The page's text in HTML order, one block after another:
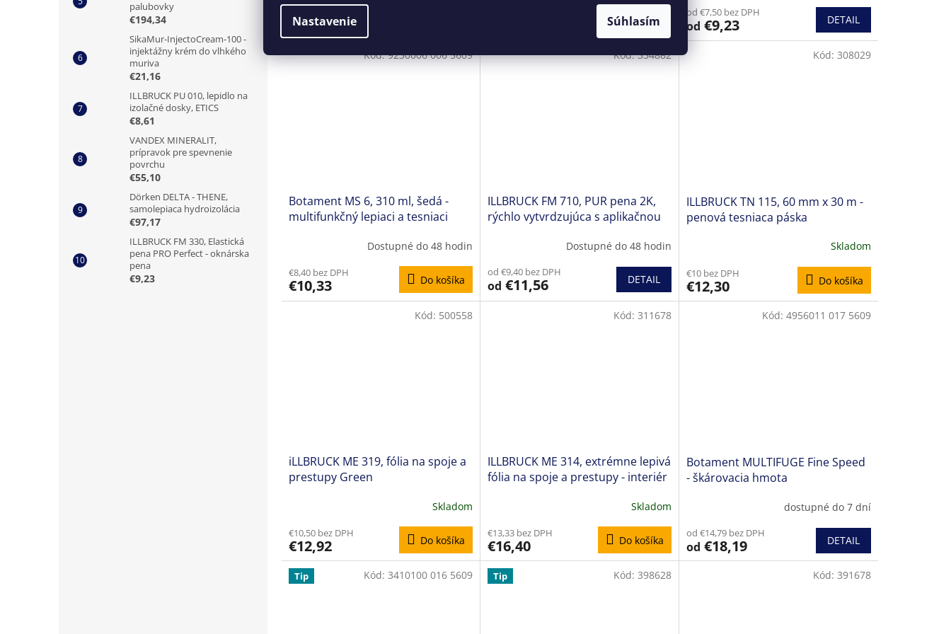
Nastavenie Súhlasím
palubovky
€194,34
SikaMur-InjectoCream-100 -
injektážny krém do vlhkého
muriva
€21,16
ILLBRUCK PU 010, lepidlo na
izolačné dosky, ETICS
€8,61
VANDEX MINERALIT,
prípravok pre spevnenie
povrchu
€55,10
Dörken DELTA - THENE,
samolepiaca hydroizolácia
€97,17
ILLBRUCK FM 330, Elastická
pena PRO Perfect - oknárska
pena
€9,23
€9,10
z
DETAIL
od €7,50 bez DPH
od €9,23 DETAIL
Botament MS 6, 310 ml, šedá -
multifunkčný lepiaci a tesniaci
Dostupné do 48 hodin
€8,40 bez DPH
€10,33 Do košíka
Kód:9230006 006 5609
ILLBRUCK FM 710, PUR pena 2K,
rýchlo vytvrdzujúca s aplikačnou
Dostupné do 48 hodin
od €9,40 bez DPH
od €11,56 DETAIL
Kód:334882
ILLBRUCK TN 115, 60 mm x 30 m -
penová tesniaca páska
Skladom
€10 bez DPH
€12,30 Do košíka
Kód: 308029
iLLBRUCK ME 319, fólia na spoje a
prestupy Green
Skladom
€10,50 bez DPH
€12,92 Do košíka
Kód: 500558
ILLBRUCK ME 314, extrémne lepivá
fólia na spoje a prestupy - interiér
Skladom
€13,33 bez DPH
€16,40 Do košíka
Kód: 311678
Botament MULTIFUGE Fine Speed
- škárovacia hmota
dostupné do 7 dní
od €14,79 bez DPH
od €18,19 DETAIL
Kód: 4956011 017 5609
Tip Kód: 3410100 016 5609 Tip Kód: 398628 Kód: 391678